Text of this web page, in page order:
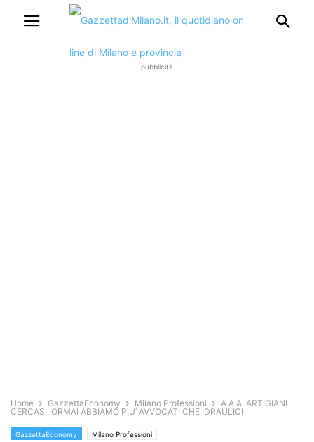
pubblicità
Home GazzettaEconomy Milano Professioni
A.A.A. ARTIGIANI
CERCASI. ORMAI ABBIAMO PIU’ AVVOCATI CHE IDRAULICI
GazzettaEconomy Milano Professioni